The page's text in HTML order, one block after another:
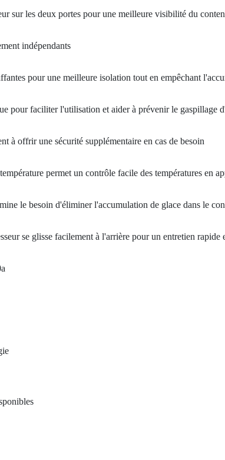
sur les deux portes pour une meilleure visibilité du
indépendants
pour une meilleure isolation tout en empêchant
pour faciliter l'utilisation et aider à prévenir le gaspillage
à offrir une sécurité supplémentaire en cas de besoin
permet un contrôle facile des températures en
le besoin d'éliminer l'accumulation de glace dans le
se glisse facilement à l'arrière pour un entretien rapide